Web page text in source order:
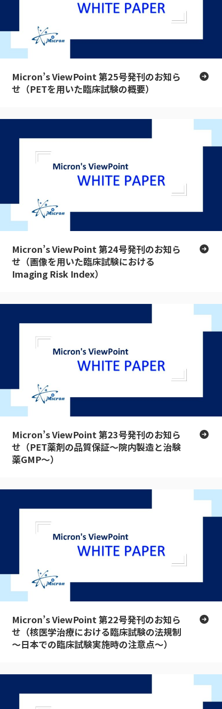
Micron’s ViewPoint 第25号発刊のお知ら
せ（PETを用いた臨床試験の概要）
Micron’s ViewPoint 第24号発刊のお知ら
せ（画像を用いた臨床試験における
Imaging Risk Index）
Micron’s ViewPoint 第23号発刊のお知ら
せ（PET薬剤の品質保証～院内製造と治験
薬GMP～）
Micron’s ViewPoint 第22号発刊のお知ら
せ（核医学治療における臨床試験の法規制
～日本での臨床試験実施時の注意点～）